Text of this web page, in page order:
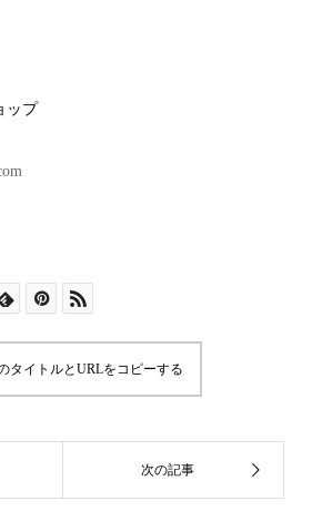
ップ
タイトルとURLをコピーする